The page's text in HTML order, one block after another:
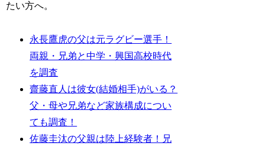
たい方へ。
永長鷹虎の父は元ラグビー選手！
両親・兄弟と中学・興国高校時代
を調査
齋藤直人は彼女(結婚相手)がいる？
父・母や兄弟など家族構成につい
ても調査！
佐藤圭汰の父親は陸上経験者！兄